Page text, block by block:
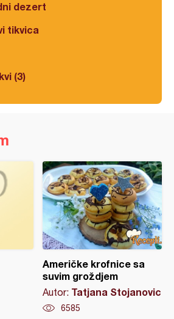
dezert
tikvica
(3)
Američke krofnice sa
suvim groždjem
Autor: Tatjana Stojanovic
6585